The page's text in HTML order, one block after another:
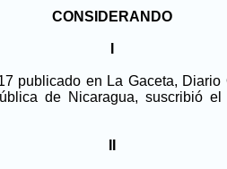
CONSIDERANDO
publicado en La Gaceta,
de Nicaragua, suscribió